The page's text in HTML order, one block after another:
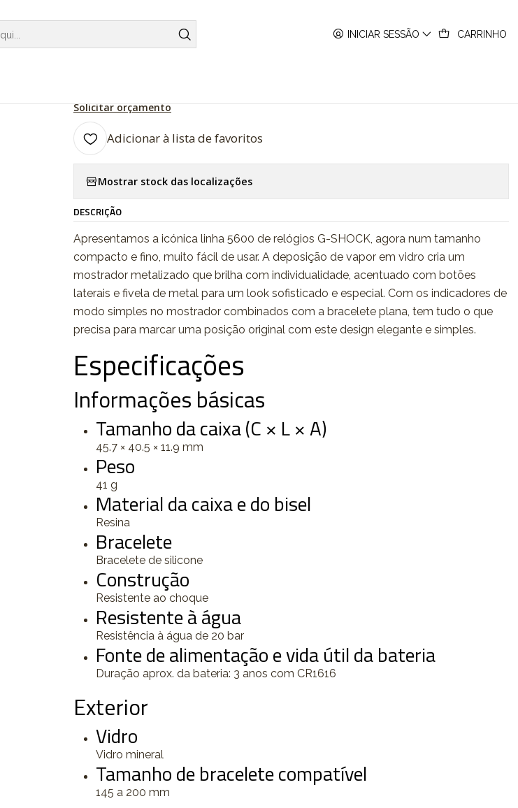
INICIAR SESSÃO CARRINHO
Solicitar orçamento
Adicionar à lista de favoritos
Mostrar stock das localizações
DESCRIÇÃO
Apresentamos a icónica linha 5600 de relógios G-SHOCK, agora num tamanho
compacto e fino, muito fácil de usar. A deposição de vapor em vidro cria um
mostrador metalizado que brilha com individualidade, acentuado com botões
laterais e fivela de metal para um look sofisticado e especial. Com os indicadores de
modo simples no mostrador combinados com a bracelete plana, tem tudo o que
precisa para marcar uma posição original com este design elegante e simples.
Especificações
Informações básicas
Tamanho da caixa (C × L × A)
45.7 × 40.5 × 11.9 mm
Peso
41 g
Material da caixa e do bisel
Resina
Bracelete
Bracelete de silicone
Construção
Resistente ao choque
Resistente à água
Resistência à água de 20 bar
Fonte de alimentação e vida útil da bateria
Duração aprox. da bateria: 3 anos com CR1616
Exterior
Vidro
Vidro mineral
Tamanho de bracelete compatível
145 a 200 mm